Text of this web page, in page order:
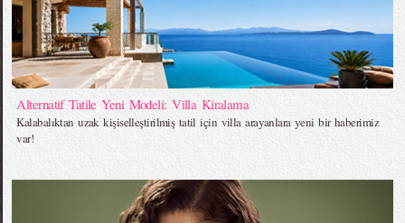
Alternatif Tatile Yeni Modeli: Villa Kiralama
Kalabalıktan uzak kişiselleştirilmiş tatil için villa arayanlara yeni bir haberimiz
var!